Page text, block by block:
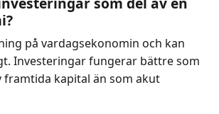
på vardagsekonomin och kan
Investeringar fungerar bättre som
framtida kapital än som akut